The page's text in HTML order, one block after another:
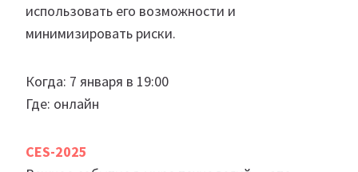
использовать его возможности и
минимизировать риски.
Когда: 7 января в 19:00
Где: онлайн
CES-2025